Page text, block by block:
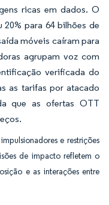
ricas em dados. O
para 64 bilhões de
móveis caíram para
agrupam voz com
verificada do
as tarifas por atacado
que as ofertas OTT
e restrições
de impacto refletem o
e as interações entre